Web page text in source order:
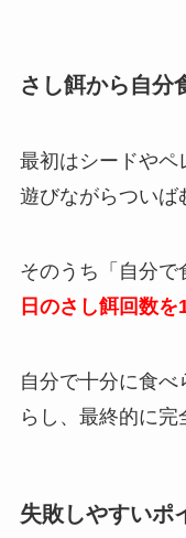
さし餌から自分
最初はシードやペ
遊びながらついば
そのうち「自分で
日のさし餌回数を
自分で十分に食
らし、最終的に完
失敗しやすいポ